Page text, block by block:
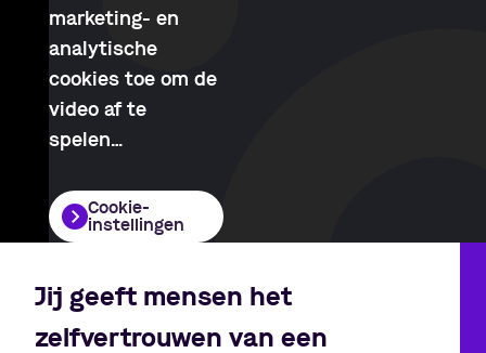
marketing- en
analytische
cookies toe om de
video af te
spelen…
Cookie-
instellingen
Jij geeft mensen het
zelfvertrouwen van een